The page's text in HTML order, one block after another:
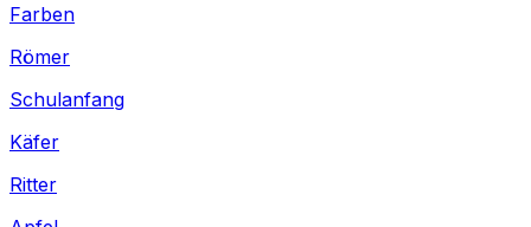
Farben
Römer
Schulanfang
Käfer
Ritter